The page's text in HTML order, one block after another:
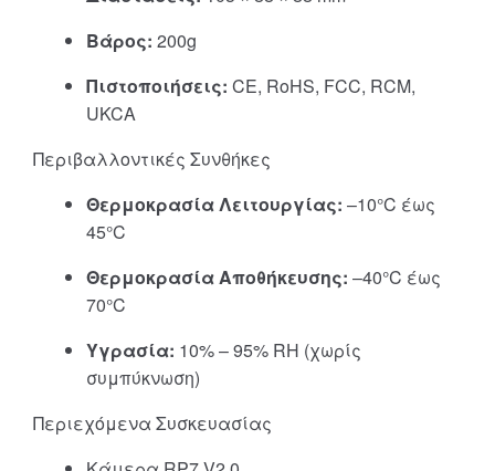
Βάρος: 200g
Πιστοποιήσεις: CE, RoHS, FCC, RCM,
UKCA
Περιβαλλοντικές Συνθήκες
Θερμοκρασία Λειτουργίας: –10°C έως
45°C
Θερμοκρασία Αποθήκευσης: –40°C έως
70°C
Υγρασία: 10% – 95% RH (χωρίς
συμπύκνωση)
Περιεχόμενα Συσκευασίας